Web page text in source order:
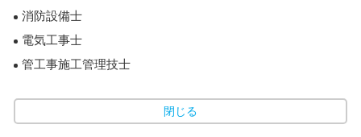
消防設備士
電気工事士
管工事施工管理技士
閉じる